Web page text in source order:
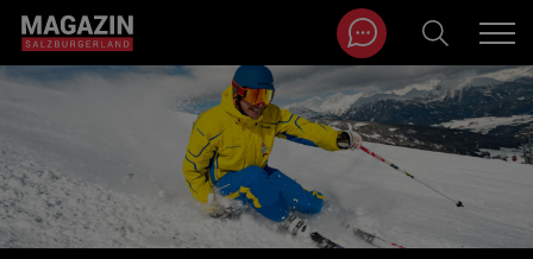
Zum Inhalt springen
BEITRÄGE IN MEINER NÄHE
Magazin durchsuchen...